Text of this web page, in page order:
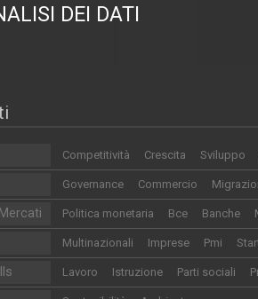
DEI DATI
Competitività Crescita Sviluppo
Governance Commercio
Politica monetaria Bce Banche
Multinazionali Imprese Pmi
Lavoro Istruzione Parti sociali